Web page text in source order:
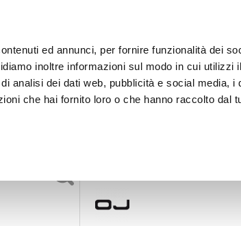
ed annunci, per fornire funzionalità dei
inoltre informazioni sul modo in cui utilizzi
analisi dei dati web, pubblicità e social media, i
che hai fornito loro o che hanno raccolto dal